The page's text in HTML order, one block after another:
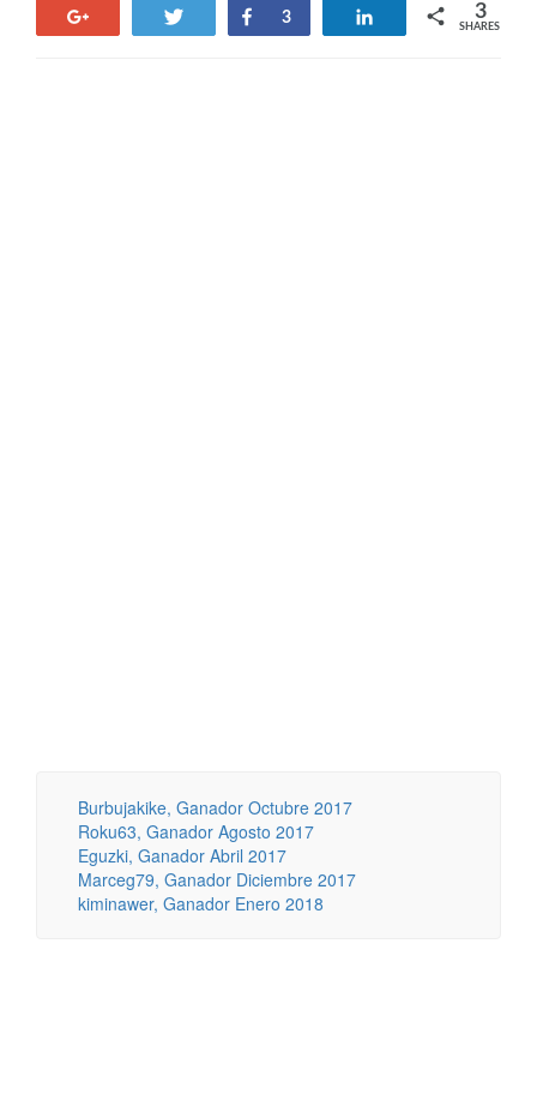
Tweet Share
3 Share
SHARES
3
Burbujakike, Ganador Octubre 2017
Roku63, Ganador Agosto 2017
Eguzki, Ganador Abril 2017
Marceg79, Ganador Diciembre 2017
kiminawer, Ganador Enero 2018